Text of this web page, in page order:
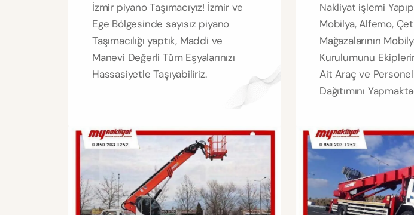
İzmir piyano Taşımacıyız! İzmir ve
Ege Bölgesinde sayısız piyano
Taşımacılığı yaptık, Maddi ve
Manevi Değerli Tüm Eşyalarınızı
Hassasiyetle Taşıyabiliriz.
Nakliyat işlemi
Mobilya, Alfemo,
Mağazalarının
Kurulumunu
Ait Araç ve
Dağıtımını